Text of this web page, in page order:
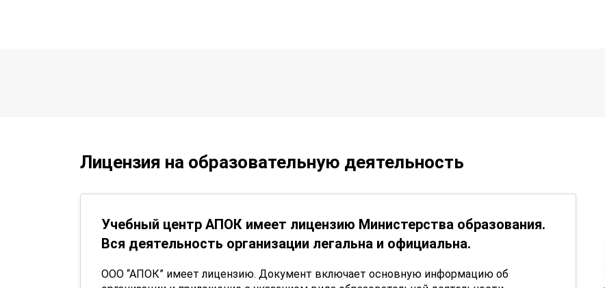
Лицензия на образовательную деятельность
Учебный центр АПОК имеет лицензию Министерства образования.
Вся деятельность организации легальна и официальна.
ООО “АПОК” имеет лицензию. Документ включает основную информацию об